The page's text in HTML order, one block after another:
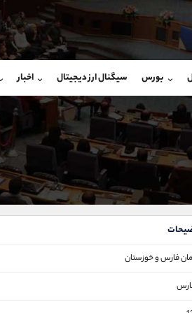
بورس سیگنال ارز دیجیتال اخبار
فارس و خوزستان
شروع گفتگو
@Armteam_admin_por
107 داخلی